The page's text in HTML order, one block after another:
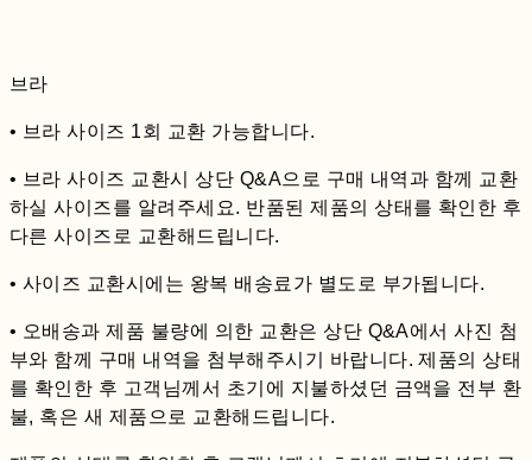
브라
• 브라 사이즈 1회 교환 가능합니다.
• 브라 사이즈 교환시 상단 Q&A으로 구매 내역과 함께 교환
하실 사이즈를 알려주세요. 반품된 제품의 상태를 확인한 후
다른 사이즈로 교환해드립니다.
• 사이즈 교환시에는 왕복 배송료가 별도로 부가됩니다.
• 오배송과 제품 불량에 의한 교환은 상단 Q&A에서 사진 첨
부와 함께 구매 내역을 첨부해주시기 바랍니다. 제품의 상태
를 확인한 후 고객님께서 초기에 지불하셨던 금액을 전부 환
불, 혹은 새 제품으로 교환해드립니다.